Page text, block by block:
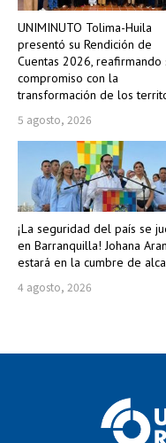
UNIMINUTO Tolima-Huila
presentó su Rendición de
Cuentas 2026, reafirmando
compromiso con la
transformación de los
5 agosto, 2026
¡La seguridad del país se
en Barranquilla! Johana
estará en la cumbre de
4 agosto, 2026